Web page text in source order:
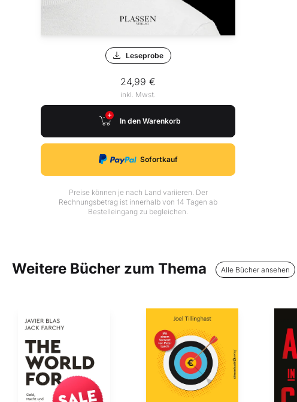
Leseprobe
24,99 €
inkl. Mwst.
In den Warenkorb
Sofortkauf
Preise können je nach Land variieren. Der
Rechnungsbetrag ist innerhalb von 14 Tagen ab
Bestelleingang zu begleichen.
Weitere Bücher zum Thema Alle Bücher ansehen